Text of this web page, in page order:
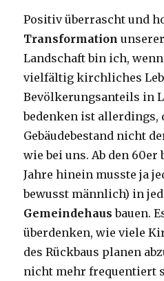
Positiv überrascht und
Transformation
Landschaft bin ich,
vielfältig kirchliches
Bevölkerungsanteils in
bedenken ist allerdings,
Gebäudebestand nicht
wie bei uns. Ab den
Jahre hinein musste ja
bewusst männlich) in
Gemeindehausbauen.
überdenken, wie viele
des Rückbaus planen
nicht mehr frequentiert